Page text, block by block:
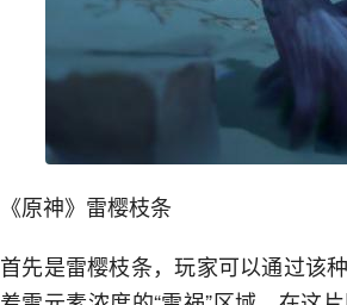
《原神》雷樱枝条
首先是雷樱枝条，玩家可以通过该